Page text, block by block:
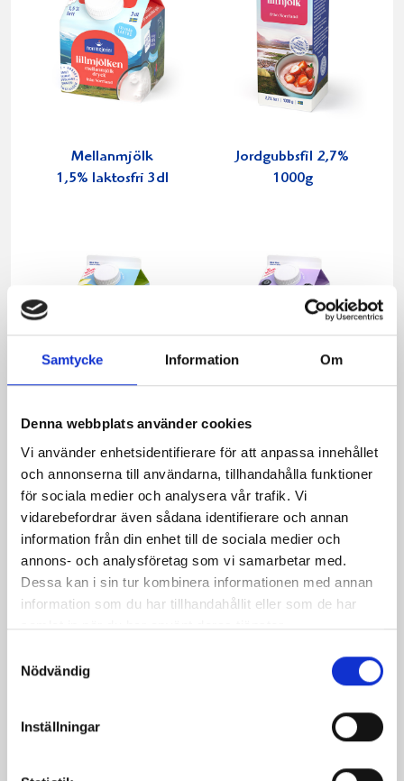
Samtycke Information Om
Denna webbplats använder cookies
Vi använder enhetsidentifierare för att anpassa innehållet
och annonserna till användarna, tillhandahålla funktioner
för sociala medier och analysera vår trafik. Vi
vidarebefordrar även sådana identifierare och annan
information från din enhet till de sociala medier och
annons- och analysföretag som vi samarbetar med.
Dessa kan i sin tur kombinera informationen med annan
information som du har tillhandahållit eller som de har
samlat in när du har använt deras tjänster.
Nödvändig
Inställningar
Mellanmjölk
1,5% laktosfri 3dl
Jordgubbsfil 2,7%
1000g
Päronfil 2,7%
1000g
Skogsbärsfil 2,7%
1000g